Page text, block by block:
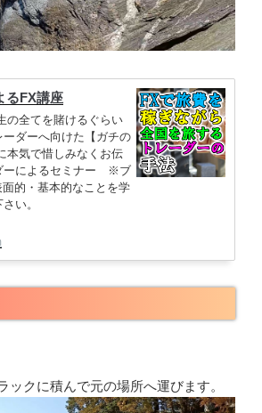
るFX講座
の全てを賭けるぐらい
ダーへ向けた【ガチの
本気で惜しみなくお伝
ーによるセミナー ※ブ
面的・基本的なことを学
い。
ックに積んで元の場所へ運びます。